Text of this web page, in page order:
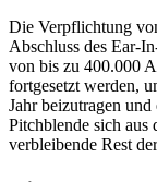
Die Verpflichtung
Abschluss des Ear-
von bis zu 400.000
fortgesetzt werden,
Jahr beizutragen
Pitchblende sich
verbleibende Rest